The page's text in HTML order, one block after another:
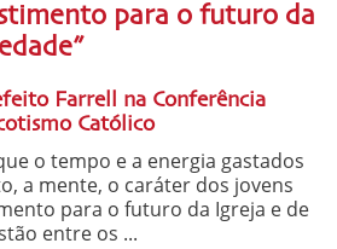
para o futuro da
Farrell na Conferência
Católico
o tempo e a energia gastados
a mente, o caráter dos jovens
para o futuro da Igreja e de
entre os ...